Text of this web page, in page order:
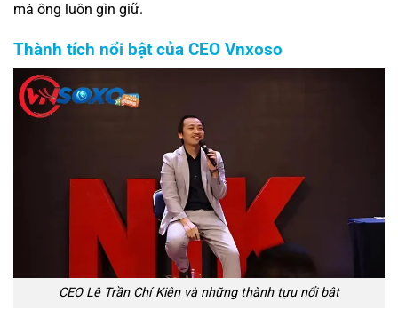
mà ông luôn gìn giữ.
Thành tích nổi bật của CEO Vnxoso
CEO Lê Trần Chí Kiên và những thành tựu nổi bật